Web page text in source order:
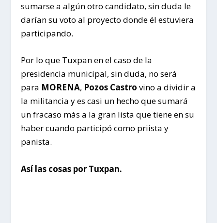
sumarse a algún otro candidato, sin duda le
darían su voto al proyecto donde él estuviera
participando.
Por lo que Tuxpan en el caso de la
presidencia municipal, sin duda, no será
para MORENA, Pozos Castro vino a dividir a
la militancia y es casi un hecho que sumará
un fracaso más a la gran lista que tiene en su
haber cuando participó como priista y
panista.
Así las cosas por Tuxpan.